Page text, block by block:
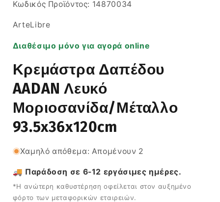
Κωδικός Προϊόντος: SKU:
14870034
ArteLibre
Διαθέσιμο μόνο για αγορά online
Κρεμάστρα Δαπέδου
AADAN Λευκό
Μοριοσανίδα/Μέταλλο
93.5x36x120cm
Χαμηλό απόθεμα: Απομένουν 2
🚚 Παράδοση σε 6-12 εργάσιμες ημέρες.
*Η ανώτερη καθυστέρηση οφείλεται στον αυξημένο
φόρτο των μεταφορικών εταιρειών.